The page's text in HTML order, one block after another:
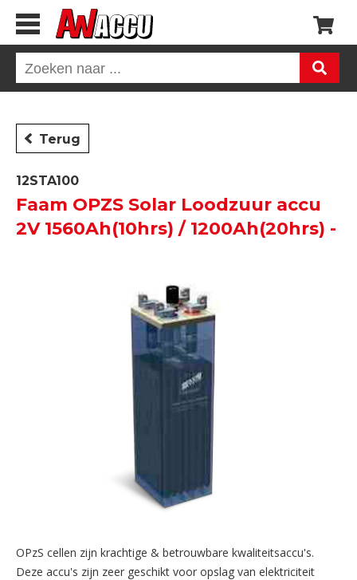
Terug
12STA100
Faam OPZS Solar Loodzuur accu
2V 1560Ah(10hrs) / 1200Ah(20hrs) -
OPzS cellen zijn krachtige & betrouwbare kwaliteitsaccu's.
Deze accu's zijn zeer geschikt voor opslag van elektriciteit